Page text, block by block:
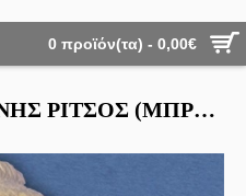
0 προϊόν(τα) - 0,00€
ΜΙΝΙΑΤΟΎΡΑ | ΓΙΆΝΝΗΣ ΡΊΤΣΟΣ (ΜΠΡΟΝΖΈ)